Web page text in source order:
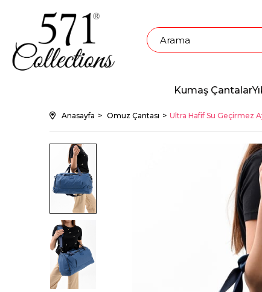
Kumaş Çantalar
Anasayfa Omuz Çantası Ultra Hafif Su Geçirmez